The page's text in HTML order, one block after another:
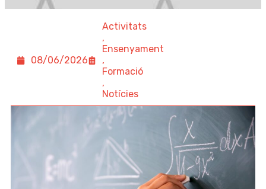
08/06/2026
Activitats
,
Ensenyament
,
Formació
,
Notícies